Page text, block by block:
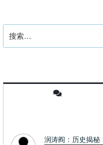
索：
润涛阎：历史揭秘